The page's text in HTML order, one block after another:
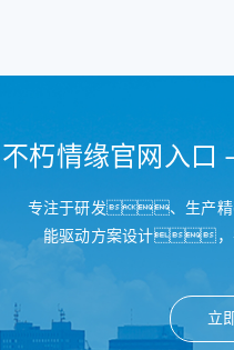
不朽情缘官网入口
专注于研发、生产精
能驱动方案设计，
立